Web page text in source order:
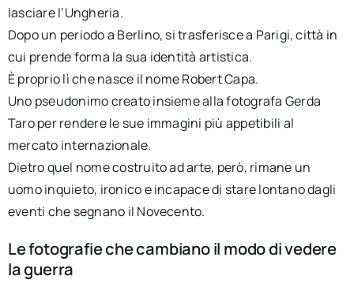
lasciare l’Ungheria.
Dopo un periodo a Berlino, si trasferisce a Parigi, città in
cui prende forma la sua identità artistica.
È proprio lì che nasce il nome Robert Capa.
Uno pseudonimo creato insieme alla fotografa Gerda
Taro per rendere le sue immagini più appetibili al
mercato internazionale.
Dietro quel nome costruito ad arte, però, rimane un
uomo inquieto, ironico e incapace di stare lontano dagli
eventi che segnano il Novecento.
Le fotografie che cambiano il modo di vedere
la guerra